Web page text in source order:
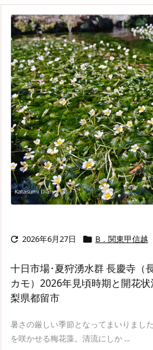
 2026年6月27日  B．関東甲信越
十日市場･夏狩湧水群 長慶寺（
カモ）2026年見頃時期と開花
梨県都留市
暑さの厳しい季節となってまいりまし
を咲かせる梅花藻。清流にしか ...